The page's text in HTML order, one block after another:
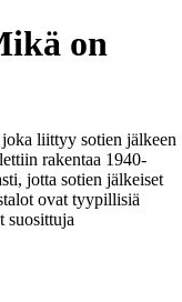
on
liittyy sotien jälkeen
rakentaa 1940-
jotta sotien jälkeiset
ovat tyypillisiä
suosittuja